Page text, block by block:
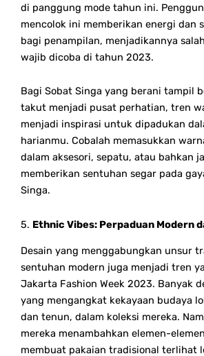
di panggung mode tahun ini.
mencolok ini memberikan energi dan
bagi penampilan, menjadikannya
wajib dicoba di tahun 2023.
Bagi Sobat Singa yang berani tampil
takut menjadi pusat perhatian, tren
menjadi inspirasi untuk dipadukan
harianmu. Cobalah memasukkan
dalam aksesori, sepatu, atau bahkan
memberikan sentuhan segar pada
Singa.
5. Ethnic Vibes: Perpaduan Modern
Desain yang menggabungkan unsur
sentuhan modern juga menjadi tren
Jakarta Fashion Week 2023. Banyak
yang mengangkat kekayaan budaya
dan tenun, dalam koleksi mereka.
mereka menambahkan elemen-
membuat pakaian tradisional terlihat